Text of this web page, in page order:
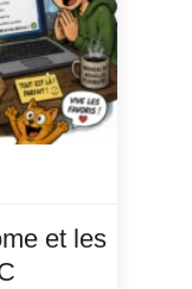
et les